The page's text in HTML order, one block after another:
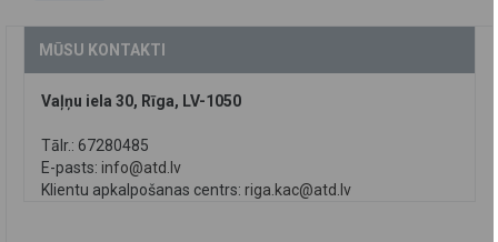
MŪSU KONTAKTI
Vaļņu iela 30, Rīga, LV-1050
Tālr.: 67280485
E-pasts: info@atd.lv
Klientu apkalpošanas centrs: riga.kac@atd.lv